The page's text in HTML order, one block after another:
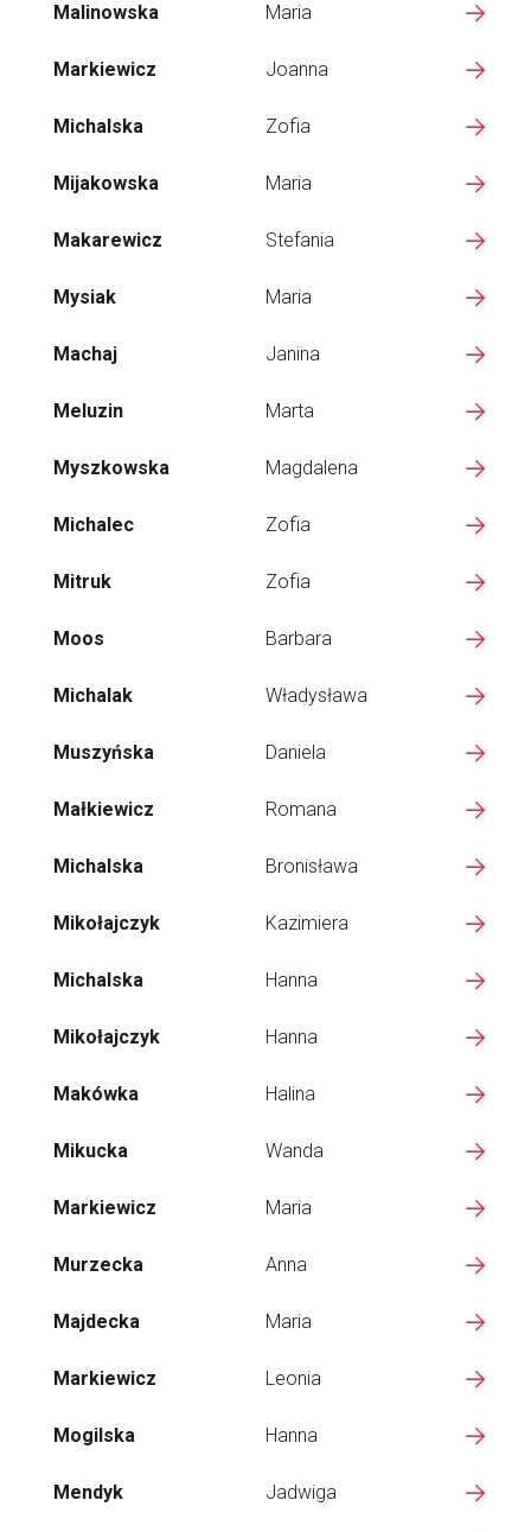
Malinowska Maria
Markiewicz Joanna
Michalska Zofia
Mijakowska Maria
Makarewicz Stefania
Mysiak Maria
Machaj Janina
Meluzin Marta
Myszkowska Magdalena
Michalec Zofia
Mitruk Zofia
Moos Barbara
Michalak Władysława
Muszyńska Daniela
Małkiewicz Romana
Michalska Bronisława
Mikołajczyk Kazimiera
Michalska Hanna
Mikołajczyk Hanna
Makówka Halina
Mikucka Wanda
Markiewicz Maria
Murzecka Anna
Majdecka Maria
Markiewicz Leonia
Mogilska Hanna
Mendyk Jadwiga